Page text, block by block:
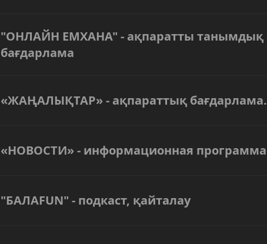
"ОНЛАЙН ЕМХАНА" - ақпаратты танымдық
бағдарлама
«ЖАҢАЛЫҚТАР» - ақпараттық бағдарлама.
«НОВОСТИ» - информационная
"БАЛАFUN" - подкаст, қайталау